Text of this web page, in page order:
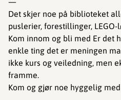
Det skjer noe på biblioteket
puslerier, forestillinger,
Kom innom og bli med Er det
enkle ting det er meningen
ikke kurs og veiledning, men
framme.
Kom og gjør noe hyggelig